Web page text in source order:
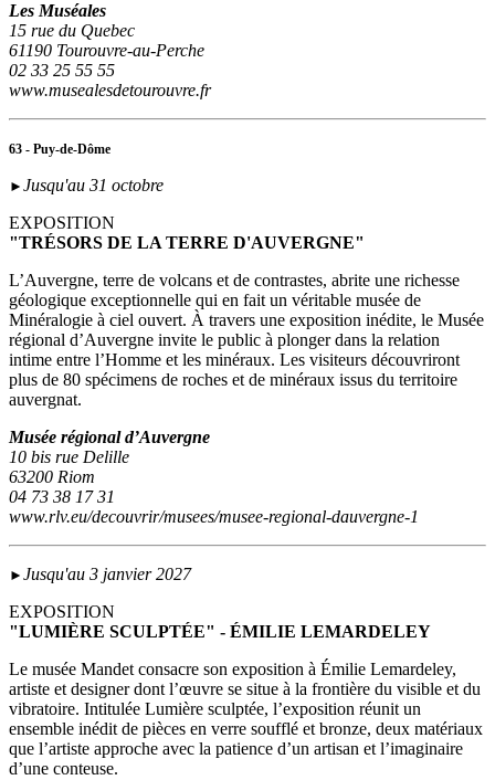
Les Muséales
15 rue du Quebec
61190 Tourouvre-au-Perche
02 33 25 55 55
www.musealesdetourouvre.fr
63 - Puy-de-Dôme
► Jusqu'au 31 octobre
EXPOSITION
"TRÉSORS DE LA TERRE D'AUVERGNE"
L’Auvergne, terre de volcans et de contrastes, abrite une richesse
géologique exceptionnelle qui en fait un véritable musée de
Minéralogie à ciel ouvert. À travers une exposition inédite, le Musée
régional d’Auvergne invite le public à plonger dans la relation
intime entre l’Homme et les minéraux. Les visiteurs découvriront
plus de 80 spécimens de roches et de minéraux issus du territoire
auvergnat.
Musée régional d’Auvergne
10 bis rue Delille
63200 Riom
04 73 38 17 31
www.rlv.eu/decouvrir/musees/musee-regional-dauvergne-1
► Jusqu'au 3 janvier 2027
EXPOSITION
"LUMIÈRE SCULPTÉE" - ÉMILIE LEMARDELEY
Le musée Mandet consacre son exposition à Émilie Lemardeley,
artiste et designer dont l’œuvre se situe à la frontière du visible et du
vibratoire. Intitulée Lumière sculptée, l’exposition réunit un
ensemble inédit de pièces en verre soufflé et bronze, deux matériaux
que l’artiste approche avec la patience d’un artisan et l’imaginaire
d’une conteuse.